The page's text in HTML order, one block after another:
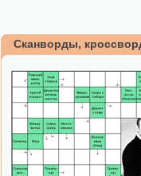
Сканворды,